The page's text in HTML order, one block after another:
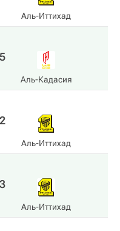
Аль-Иттихад
5
Аль-Кадасия
2
Аль-Иттихад
3
Аль-Иттихад